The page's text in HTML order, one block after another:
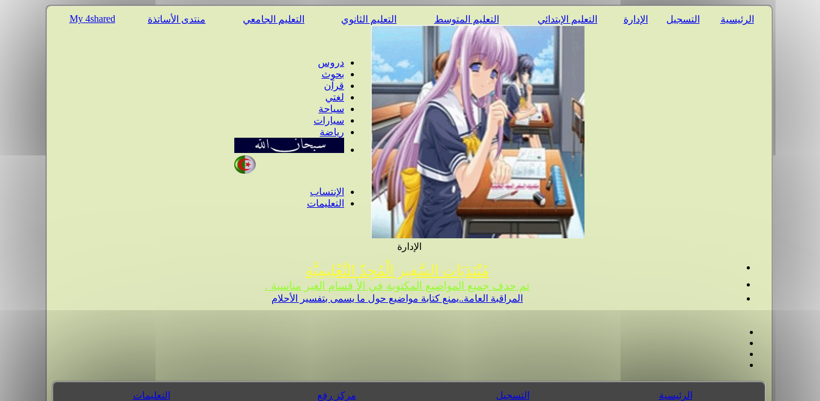
الرئيسية التسجيل الإدارة التعليم الإبتدائي التعليم المتوسط التعليم الثانوي التعليم الجامعي منتدى الأساتذة My 4shared
دروس
بحوث
قرآن
لغتي
سياحة
سيارات
رياضة
الإنتساب
التعليمات
الإدارة
مُنْتَدَيَات السَّفِير الْمُجِدّ التَّعْلِيمِيَّة
تم حدف جميع المواضيع المكتوبة في الأ قسام الغير مناسبة .
المراقبة العامة..يمنع كتابة مواضيع حول ما يسمى بتفسير الأحلام
الرئيسية التسجيل مركز رفع التعليمات